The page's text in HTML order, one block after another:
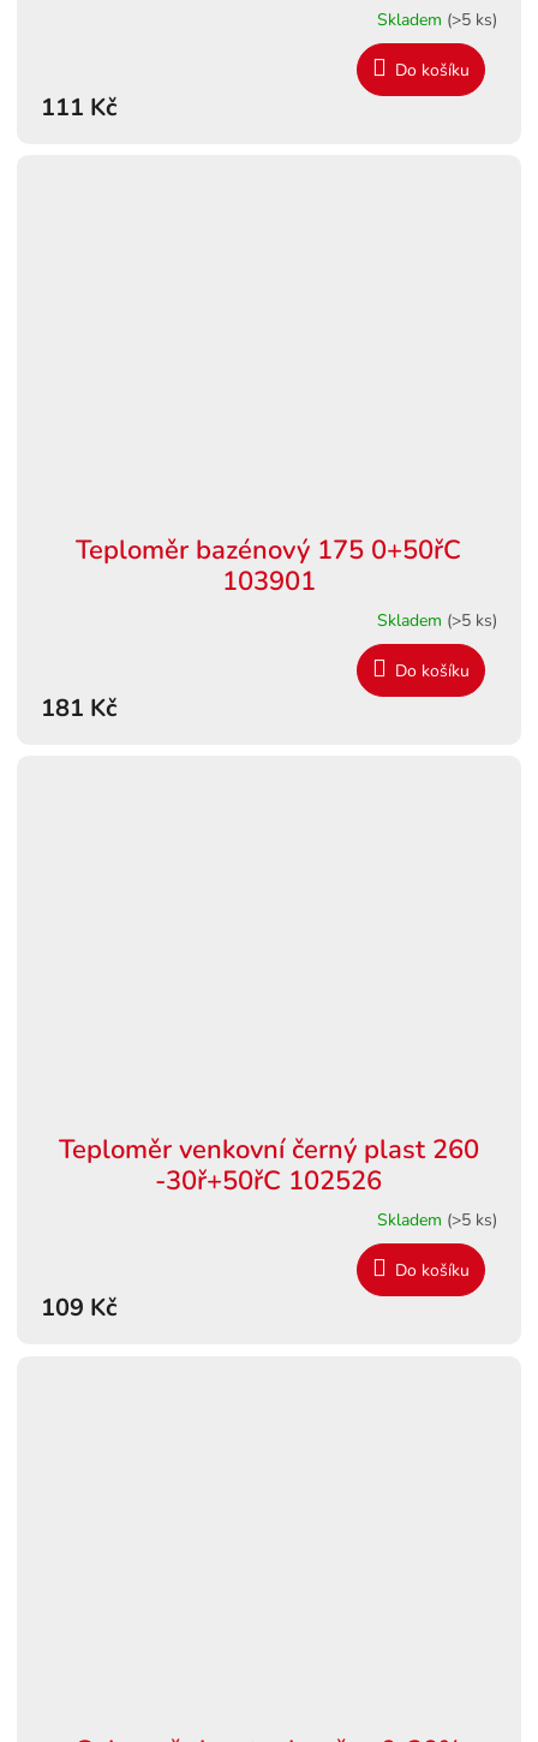
Skladem (>5 ks)
111 Kč
Do košíku
Teploměr bazénový 175 0+50řC
103901
Skladem (>5 ks)
181 Kč
Do košíku
Teploměr venkovní černý plast 260
-30ř+50řC 102526
Skladem (>5 ks)
109 Kč
Do košíku